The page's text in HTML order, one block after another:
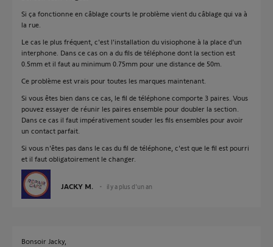
Si ça fonctionne en câblage courts le problème vient du câblage qui va à
la rue.
Le cas le plus fréquent, c'est l'installation du visiophone à la place d'un
interphone. Dans ce cas on a du fils de téléphone dont la section est
0.5mm et il faut au minimum 0.75mm pour une distance de 50m.
Ce problème est vrais pour toutes les marques maintenant.
Si vous êtes bien dans ce cas, le fil de téléphone comporte 3 paires. Vous
pouvez essayer de réunir les paires ensemble pour doubler la section.
Dans ce cas il faut impérativement souder les fils ensembles pour avoir
un contact parfait.
Si vous n'êtes pas dans le cas du fil de téléphone, c'est que le fil est pourri
et il faut obligatoirement le changer.
JACKY M. il y a plus d'un an
Bonsoir Jacky,